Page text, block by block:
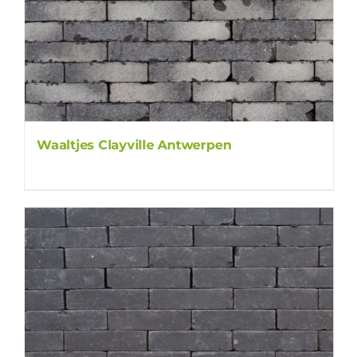
Waaltjes Clayville Antwerpen